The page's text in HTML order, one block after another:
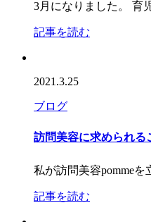
3月になりました。 育
記事を読む
2021.3.25
ブログ
訪問美容に求められる
私が訪問美容pomme
記事を読む